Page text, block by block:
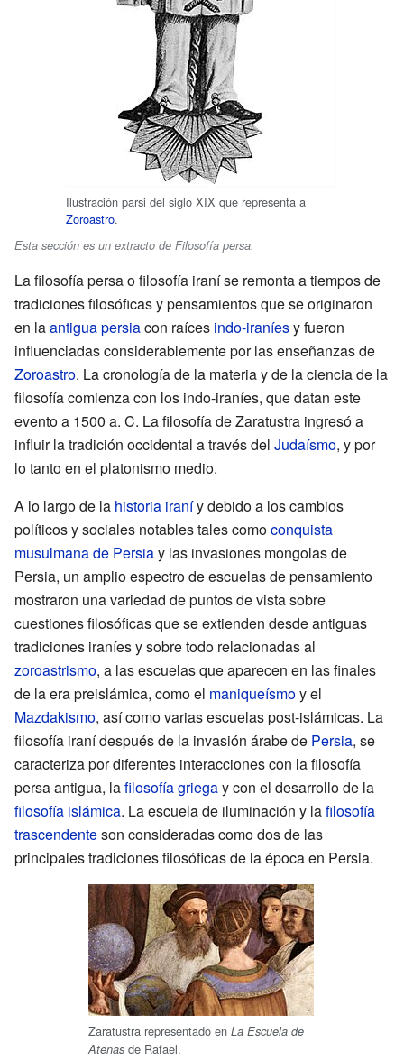
Ilustración parsi del siglo XIX que representa a
Zoroastro.
Esta sección es un extracto de Filosofía persa.
La filosofía persa o filosofía iraní se remonta a tiempos de
tradiciones filosóficas y pensamientos que se originaron
en laantigua persiacon raíces indo-iraníesy fueron
influenciadas considerablemente por las enseñanzas de
Zoroastro. La cronología de la materia y de la ciencia de la
filosofía comienza con los indo-iraníes, que datan este
evento a 1500 a. C. La filosofía de Zaratustra ingresó a
influir la tradición occidental a través del Judaísmo, y por
lo tanto en el platonismo medio.
A lo largo de la historia iraníy debido a los cambios
políticos y sociales notables tales comoconquista
musulmana de Persiay las invasiones mongolas de
Persia, un amplio espectro de escuelas de pensamiento
mostraron una variedad de puntos de vista sobre
cuestiones filosóficas que se extienden desde antiguas
tradiciones iraníes y sobre todo relacionadas al
zoroastrismo, a las escuelas que aparecen en las finales
de la era preislámica, como el maniqueísmoy el
Mazdakismo, así como varias escuelas post-islámicas. La
filosofía iraní después de la invasión árabe de Persia, se
caracteriza por diferentes interacciones con la filosofía
persa antigua, lafilosofía griegay con el desarrollo de la
filosofía islámica. La escuela de iluminación y lafilosofía
trascendenteson consideradas como dos de las
principales tradiciones filosóficas de la época en Persia.
Zaratustra representado en La Escuela de
Atenas de Rafael.